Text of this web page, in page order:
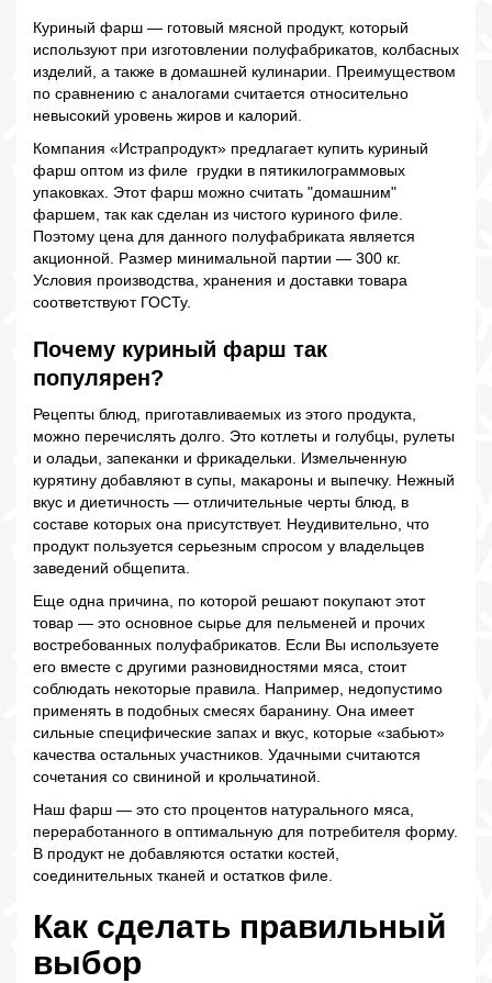
Куриный фарш — готовый мясной продукт, который
используют при изготовлении полуфабрикатов, колбасных
изделий, а также в домашней кулинарии. Преимуществом
по сравнению с аналогами считается относительно
невысокий уровень жиров и калорий.
Компания «Истрапродукт» предлагает купить куриный
фарш оптом из филе грудки в пятикилограммовых
упаковках. Этот фарш можно считать "домашним"
фаршем, так как сделан из чистого куриного филе.
Поэтому цена для данного полуфабриката является
акционной. Размер минимальной партии — 300 кг.
Условия производства, хранения и доставки товара
соответствуют ГОСТу.
Почему куриный фарш так
популярен?
Рецепты блюд, приготавливаемых из этого продукта,
можно перечислять долго. Это котлеты и голубцы, рулеты
и оладьи, запеканки и фрикадельки. Измельченную
курятину добавляют в супы, макароны и выпечку. Нежный
вкус и диетичность — отличительные черты блюд, в
составе которых она присутствует. Неудивительно, что
продукт пользуется серьезным спросом у владельцев
заведений общепита.
Еще одна причина, по которой решают покупают этот
товар — это основное сырье для пельменей и прочих
востребованных полуфабрикатов. Если Вы используете
его вместе с другими разновидностями мяса, стоит
соблюдать некоторые правила. Например, недопустимо
применять в подобных смесях баранину. Она имеет
сильные специфические запах и вкус, которые «забьют»
качества остальных участников. Удачными считаются
сочетания со свининой и крольчатиной.
Наш фарш — это сто процентов натурального мяса,
переработанного в оптимальную для потребителя форму.
В продукт не добавляются остатки костей,
соединительных тканей и остатков филе.
Как сделать правильный
выбор